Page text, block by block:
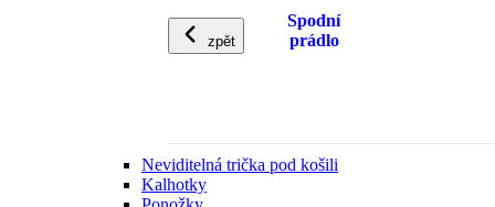
zpět
Spodní
prádlo
Neviditelná trička pod košili
Kalhotky